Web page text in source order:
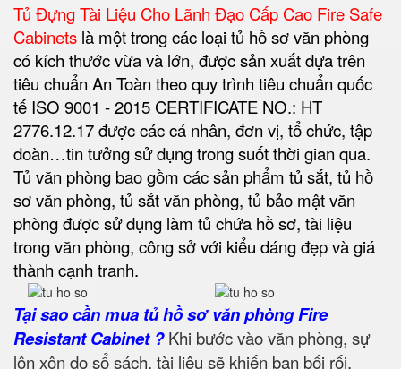
Tủ Đựng Tài Liệu Cho Lãnh Đạo Cấp Cao Fire Safe
Cabinets là một trong các loại tủ hồ sơ văn phòng
có kích thước vừa và lớn, được sản xuất dựa trên
tiêu chuẩn An Toàn theo quy trình tiêu chuẩn quốc
tế ISO 9001 - 2015 CERTIFICATE NO.: HT
2776.12.17 được các cá nhân, đơn vị, tổ chức, tập
đoàn…tin tưởng sử dụng trong suốt thời gian qua.
Tủ văn phòng bao gồm các sản phẩm tủ sắt, tủ hồ
sơ văn phòng, tủ sắt văn phòng, tủ bảo mật văn
phòng được sử dụng làm tủ chứa hồ sơ, tài liệu
trong văn phòng, công sở với kiểu dáng đẹp và giá
thành cạnh tranh.
Tại sao cần mua tủ hồ sơ văn phòng Fire
Resistant Cabinet ?Khi bước vào văn phòng, sự
lộn xộn do sổ sách, tài liệu sẽ khiến bạn bối rối,